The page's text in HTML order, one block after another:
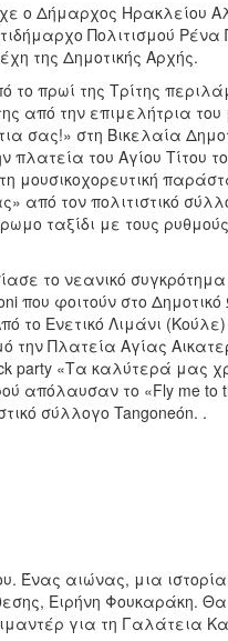
ο Δήμαρχος Ηρακλείου
Πολιτισμού
της Δημοτικής Αρχής.
το πρωί της Τρίτης
από την επιμελήτρια
σας!» στη Βικελαία
πλατεία του Αγίου Τίτου
μουσικοχορευτική
από τον πολιτιστικό
ταξίδι με τους
το νεανικό
που φοιτούν στο
το Ενετικό Λιμάνι
Πλατεία Αγίας
party «Τα καλύτερά μας
απόλαυσαν το «Fly me to
σύλλογο Tangoneón. .
Ένας αιώνας, μια
Ειρήνη Φουκαράκη.
για τη Γαλάτεια